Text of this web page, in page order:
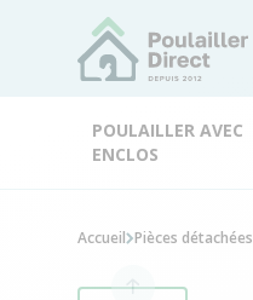
POULAILLER AVEC
ENCLOS
Accueil Pièces détachées